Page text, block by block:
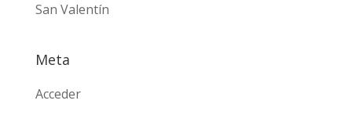
San Valentín
Meta
Acceder